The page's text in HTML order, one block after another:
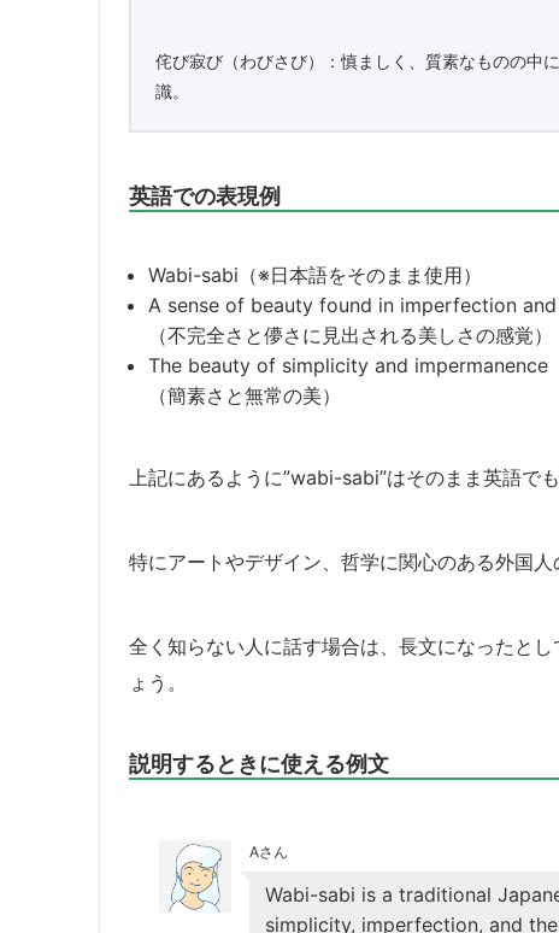
侘び寂び（わびさび）：慎ましく、質素なものの中
識。
英語での表現例
Wabi-sabi（※日本語をそのまま使用）
A sense of beauty found in imperfection
（不完全さと儚さに見出される美しさの感覚）
The beauty of simplicity and impermanence
（簡素さと無常の美）
上記にあるように”wabi-sabi”はそのまま英語で
特にアートやデザイン、哲学に関心のある外国人
全く知らない人に話す場合は、長文になったと
ょう。
説明するときに使える例文
Aさん
Wabi-sabi is a traditional
simplicity, imperfection, and